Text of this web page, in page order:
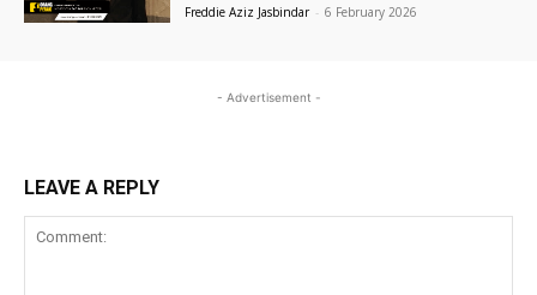
Freddie Aziz Jasbindar - 6 February 2026
- Advertisement -
LEAVE A REPLY